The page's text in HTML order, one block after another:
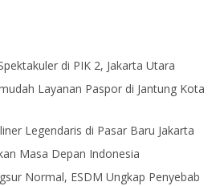
di PIK 2, Jakarta Utara
Layanan Paspor di Jantung Kota
Legendaris di Pasar Baru Jakarta
Masa Depan Indonesia
Normal, ESDM Ungkap Penyebab